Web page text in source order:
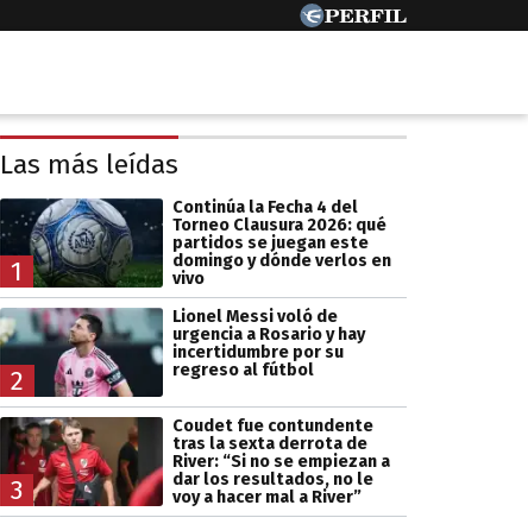
Las más leídas
1
Continúa la Fecha 4 del
Torneo Clausura 2026: qué
partidos se juegan este
domingo y dónde verlos en
vivo
2
Lionel Messi voló de
urgencia a Rosario y hay
incertidumbre por su
regreso al fútbol
3
Coudet fue contundente
tras la sexta derrota de
River: “Si no se empiezan a
dar los resultados, no le
voy a hacer mal a River”